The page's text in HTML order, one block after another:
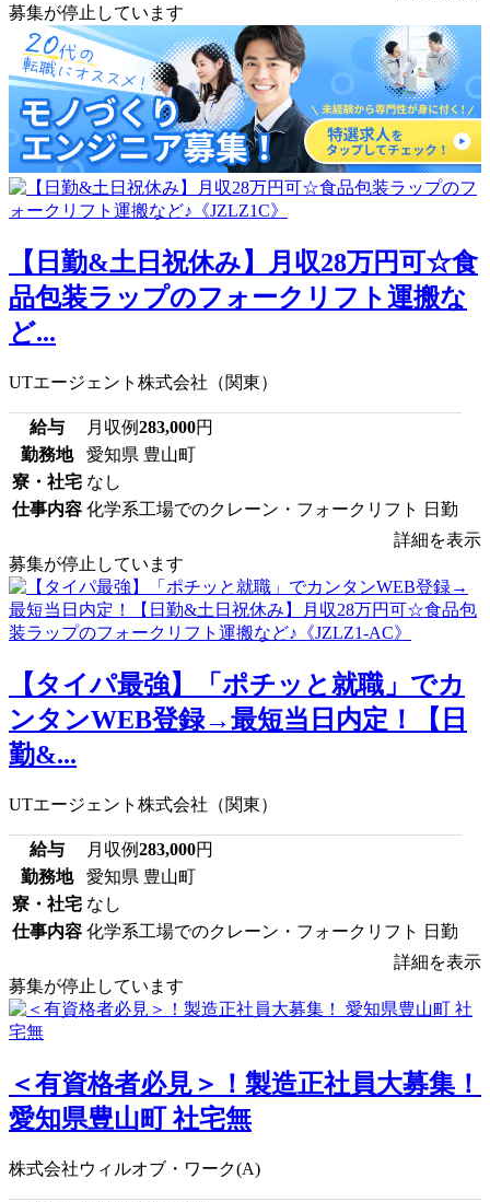
募集が停止しています
【日勤&土日祝休み】月収28万円可☆食
品包装ラップのフォークリフト運搬な
ど...
UTエージェント株式会社（関東）
給与 月収例283,000円
勤務地
愛知県 豊山町
寮・社宅 なし
仕事内容 化学系工場でのクレーン・フォークリフト 日勤
詳細を表示
募集が停止しています
【タイパ最強】「ポチッと就職」でカ
ンタンWEB登録→最短当日内定！【日
勤&...
UTエージェント株式会社（関東）
給与 月収例283,000円
勤務地
愛知県 豊山町
寮・社宅 なし
仕事内容 化学系工場でのクレーン・フォークリフト 日勤
詳細を表示
募集が停止しています
＜有資格者必見＞！製造正社員大募集！
愛知県豊山町 社宅無
株式会社ウィルオブ・ワーク(A)